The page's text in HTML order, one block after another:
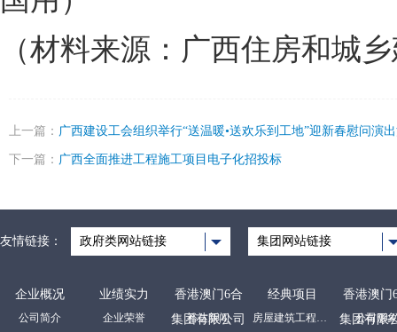
（材料来源：广西住房和城
上一篇： 广西建设工会组织举行“送温暖•送欢乐到工地”迎新春慰问演
下一篇： 广西全面推进工程施工项目电子化招投标
友情链接： 政府类网站链接 集团网站链接
企业概况
公司简介
业绩实力
企业荣誉
香港澳门6合
集团有限公司
裕达新闻
经典项目
房屋建筑工程项目
香港澳门
集团有限
公司形象